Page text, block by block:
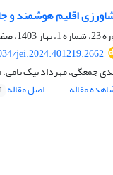
اقلیم هوشمند و
1403، صفحه
jei.2024.401219.2662
جمعگی، مهرداد نیک
مقاله
اصل مقاله